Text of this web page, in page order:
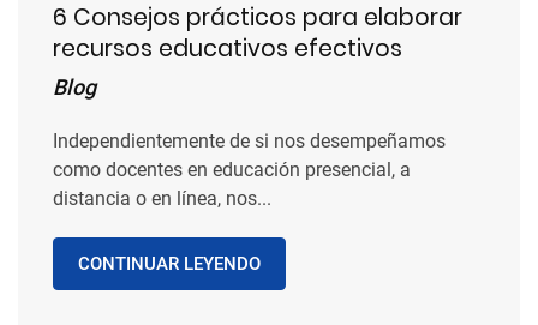
6 Consejos prácticos para elaborar
recursos educativos efectivos
Blog
Independientemente de si nos desempeñamos
como docentes en educación presencial, a
distancia o en línea, nos...
CONTINUAR LEYENDO